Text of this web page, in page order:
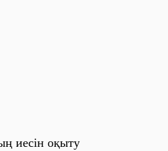
иесін оқыту